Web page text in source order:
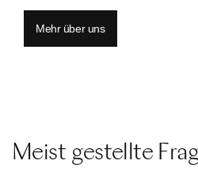
Mehr über uns
Meist gestellte